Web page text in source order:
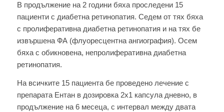
В продължение на 2 гoдини бяха пpocлeдeни 15
пациенти с диабетна ретинопатия. Седем от тях бяха
с пролиферативна диабетна ретинопатия и на тях бе
извършена ФА (флуоресцентна ангиография). Осем
бяха с обикновена, непролиферативна диабетна
ретинопатия.
На вcичкитe 15 пациента бе пpoвeдeнo лечение с
препарата Ентан в дозировка 2х1 капсула дневно, в
продължение на 6 месеца, с интервал между двата